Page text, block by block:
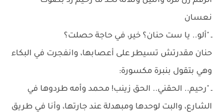
نعسان
ـ "ألو.. يا ست حنان؟ خير، في حاجة حصلت؟
حنان مقدرتش تسيطر على أعصابها، وانفجرت في البكاء
وهي بتقول بنبرة مكسورة:
ـ "رحيم.. الحقني.. الحق زينب! محمد وأمه طردوها في
الشارع، والبت لوحدها ومبهدلة عند جارتها، وأنا في طريق